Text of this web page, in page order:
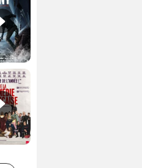
De la Comédie-Française Teaser VF